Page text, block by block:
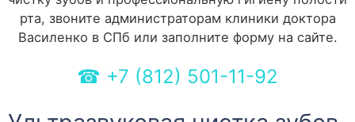
рта, звоните администраторам клиники доктора
Василенко в СПб или заполните форму на сайте.
☎ +7 (812) 501-11-92